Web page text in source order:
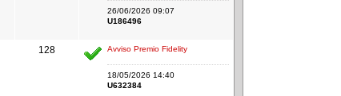
26/06/2026 09:07
U186496
128 Avviso Premio Fidelity
18/05/2026 14:40
U632384